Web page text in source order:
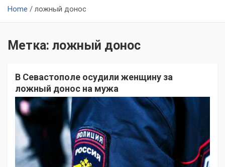
Home ложный донос
Метка: ложный донос
В Севастополе осудили женщину за
ложный донос на мужа